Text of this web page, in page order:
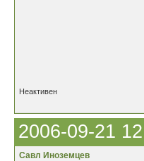
Неактивен
2006-09-21
Савл Иноземцев